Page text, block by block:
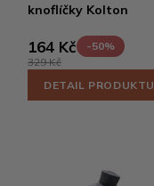
knoflíčky Kolton
164 Kč
-50%
329 Kč
DETAIL PRODUKTU